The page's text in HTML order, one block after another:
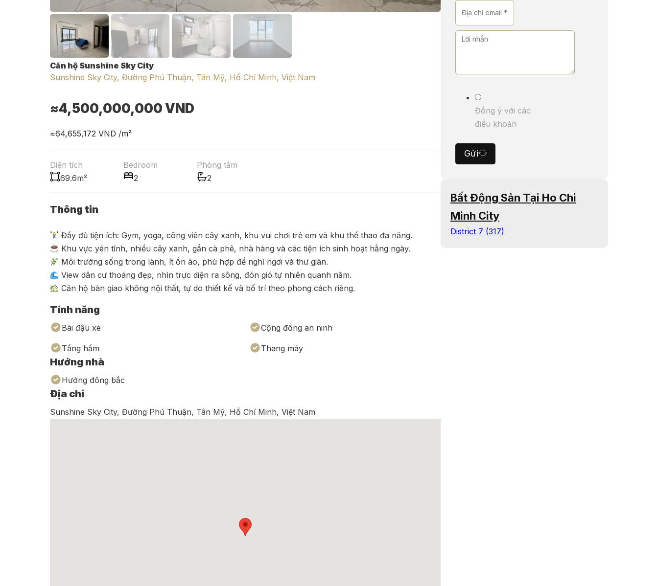
Căn hộ Sunshine Sky City
Sunshine Sky City, Đường Phú Thuận, Tân Mỹ, Hồ Chí Minh, Việt Nam
≈4,500,000,000VND
≈64,655,172 VND /m²
Diện tích
69.6m²
Bedroom
2
Phòng tắm
2
Thông tin
Đầy đủ tiện ích: Gym, yoga, công viên cây xanh, khu vui chơi trẻ em và khu thể thao đa năng.
Khu vực yên tĩnh, nhiều cây xanh, gần cà phê, nhà hàng và các tiện ích sinh hoạt hằng ngày.
Môi trường sống trong lành, ít ồn ào, phù hợp để nghỉ ngơi và thư giãn.
View dân cư thoáng đẹp, nhìn trực diện ra sông, đón gió tự nhiên quanh năm.
Căn hộ bàn giao không nội thất, tự do thiết kế và bố trí theo phong cách riêng.
Tính năng
Bãi đậu xe Cộng đồng an ninh
Tầng hầm Thang máy
Hướng nhà
Hướng đông bắc
Địa chỉ
Sunshine Sky City, Đường Phú Thuận, Tân Mỹ, Hồ Chí Minh, Việt Nam
Đồng ý với các
điều khoản
Gửi
Bất Động Sản Tại Ho Chi
Minh City
District 7 (317)